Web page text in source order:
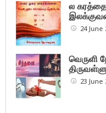
ல கரத்தை
24 June
வெருளி
23 June